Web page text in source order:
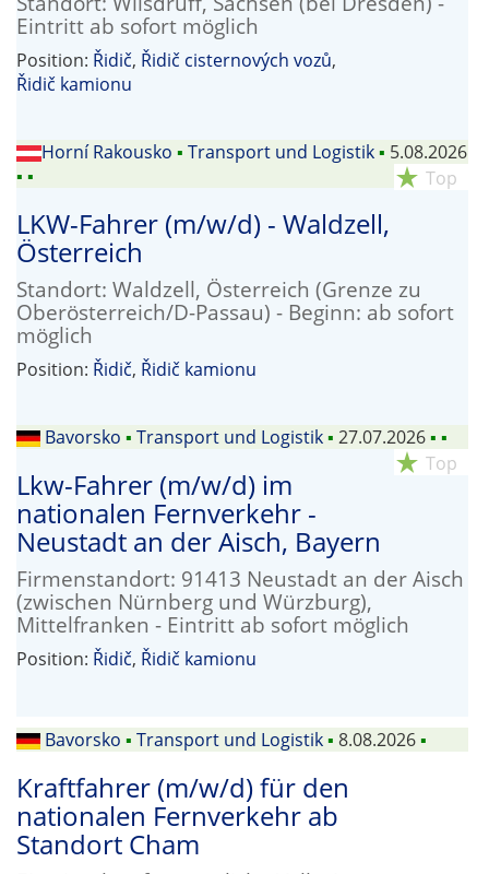
Eintritt ab sofort möglich
Position: Řidič, Řidič cisternových vozů,
Řidič kamionu
Horní Rakousko ▪ Transport und Logistik▪ 5.08.2026
▪ ▪ star_rate Top
LKW-Fahrer (m/w/d) - Waldzell,
Österreich
Standort: Waldzell, Österreich (Grenze zu
Oberösterreich/D-Passau) - Beginn: ab sofort
möglich
Position: Řidič, Řidič kamionu
Bavorsko ▪ Transport und Logistik▪ 27.07.2026▪ ▪
star_rate Top
Lkw-Fahrer (m/w/d) im
nationalen Fernverkehr -
Neustadt an der Aisch, Bayern
Firmenstandort: 91413 Neustadt an der Aisch
(zwischen Nürnberg und Würzburg),
Mittelfranken - Eintritt ab sofort möglich
Position: Řidič, Řidič kamionu
Bavorsko ▪ Transport und Logistik▪ 8.08.2026▪
Kraftfahrer (m/w/d) für den
nationalen Fernverkehr ab
Standort Cham